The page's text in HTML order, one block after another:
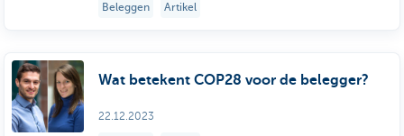
Beleggen Artikel
Wat betekent COP28 voor de belegger?
22.12.2023